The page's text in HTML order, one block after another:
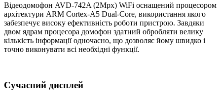
Відеодомофон AVD-742A (2Mpx) WiFi оснащений процесором
архітектури ARM Cortex-A5 Dual-Core, використання якого
забезпечує високу ефективність роботи пристрою. Завдяки
двом ядрам процесора домофон здатний обробляти велику
кількість інформації одночасно, що дозволяє йому швидко і
точно виконувати всі необхідні функції.
Сучасний дисплей